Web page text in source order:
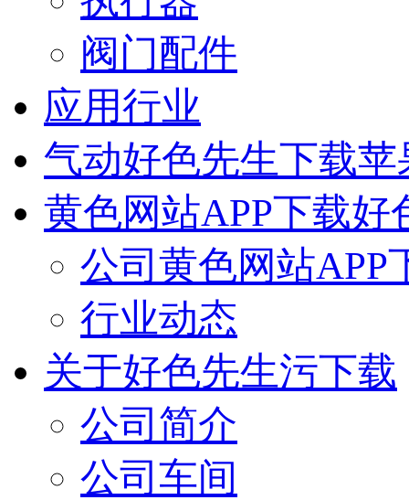
阀门配件
应用行业
气动好色先生下载
黄色网站APP下载好
公司黄色网站APP
行业动态
关于好色先生污下载
公司简介
公司车间